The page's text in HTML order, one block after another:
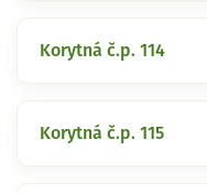
Korytná č.p. 114
Korytná č.p. 115